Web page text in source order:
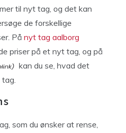
til nyt tag, og det kan
de forskellige
På nyt tag aalborg
priser på et nyt tag, og på
kan du se, hvad det
som du ønsker at rense,